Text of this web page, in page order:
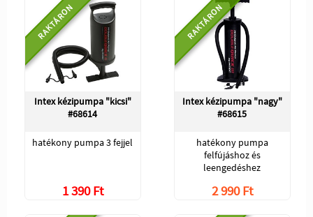
RAKTÁRON
Intex kézipumpa "kicsi"
#68614
hatékony pumpa 3 fejjel
1 390 Ft
RAKTÁRON
Intex kézipumpa "nagy"
#68615
hatékony pumpa
felfújáshoz és
leengedéshez
2 990 Ft